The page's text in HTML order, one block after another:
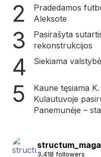
Pradedamos
Aleksote
Pasirašyta
rekonstrukcijos
Siekiama
Kaune tęsiama
Kulautuvoje
Panemunėje –
3,418 followers